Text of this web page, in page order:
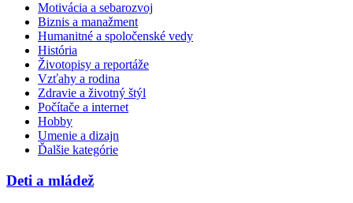
Motivácia a sebarozvoj
Biznis a manažment
Humanitné a spoločenské vedy
História
Životopisy a reportáže
Vzťahy a rodina
Zdravie a životný štýl
Počítače a internet
Hobby
Umenie a dizajn
Ďalšie kategórie
Deti a mládež